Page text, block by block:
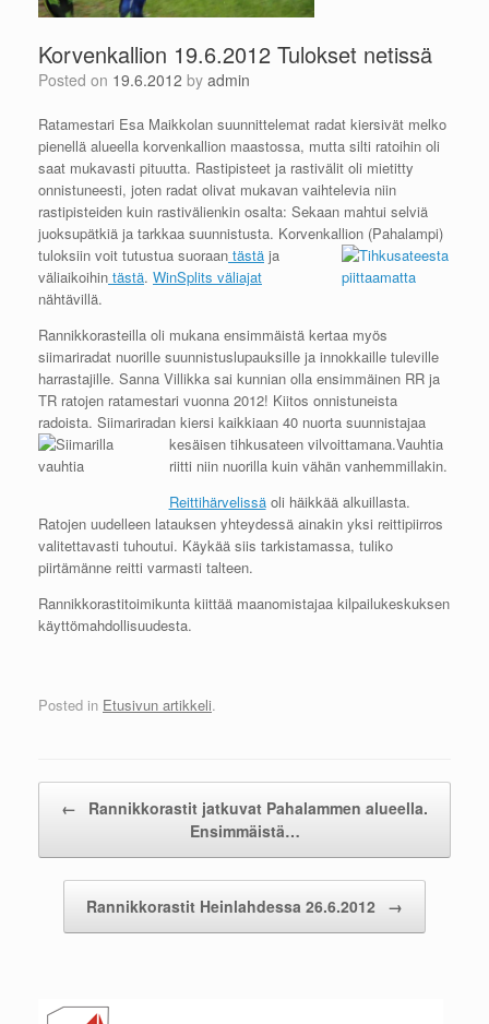
Korvenkallion 19.6.2012 Tulokset netissä
Posted on 19.6.2012 by admin
Ratamestari Esa Maikkolan suunnittelemat radat kiersivät melko
pienellä alueella korvenkallion maastossa, mutta silti ratoihin oli
saat mukavasti pituutta. Rastipisteet ja rastivälit oli mietitty
onnistuneesti, joten radat olivat mukavan vaihtelevia niin
rastipisteiden kuin rastivälienkin osalta: Sekaan mahtui selviä
juoksupätkiä ja tarkkaa suunnistusta. Korvenkallion (Pahalampi)
tuloksiin voit tutustua suoraan tästä ja
väliaikoihin tästä. WinSplits väliajat
nähtävillä.
Rannikkorasteilla oli mukana ensimmäistä kertaa myös
siimariradat nuorille suunnistuslupauksille ja innokkaille tuleville
harrastajille. Sanna Villikka sai kunnian olla ensimmäinen RR ja
TR ratojen ratamestari vuonna 2012! Kiitos onnistuneista
radoista. Siimariradan kiersi kaikkiaan 40 nuorta suunnistajaa
kesäisen tihkusateen vilvoittamana.Vauhtia
riitti niin nuorilla kuin vähän vanhemmillakin.
Reittihärvelissäoli häikkää alkuillasta.
Ratojen uudelleen latauksen yhteydessä ainakin yksi reittipiirros
valitettavasti tuhoutui. Käykää siis tarkistamassa, tuliko
piirtämänne reitti varmasti talteen.
Rannikkorastitoimikunta kiittää maanomistajaa kilpailukeskuksen
käyttömahdollisuudesta.
Posted in Etusivun artikkeli.
←
Rannikkorastit jatkuvat Pahalammen alueella.
Ensimmäistä…
Rannikkorastit Heinlahdessa 26.6.2012 →